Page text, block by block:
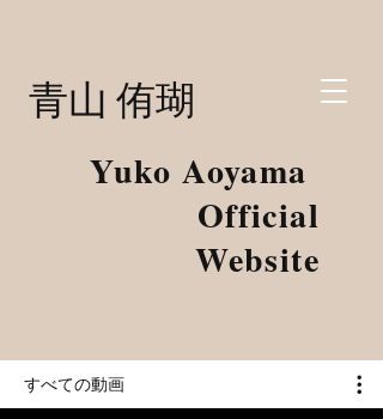
​ 青山 侑瑚
Yuko Aoyama
Official
Website
すべての動画